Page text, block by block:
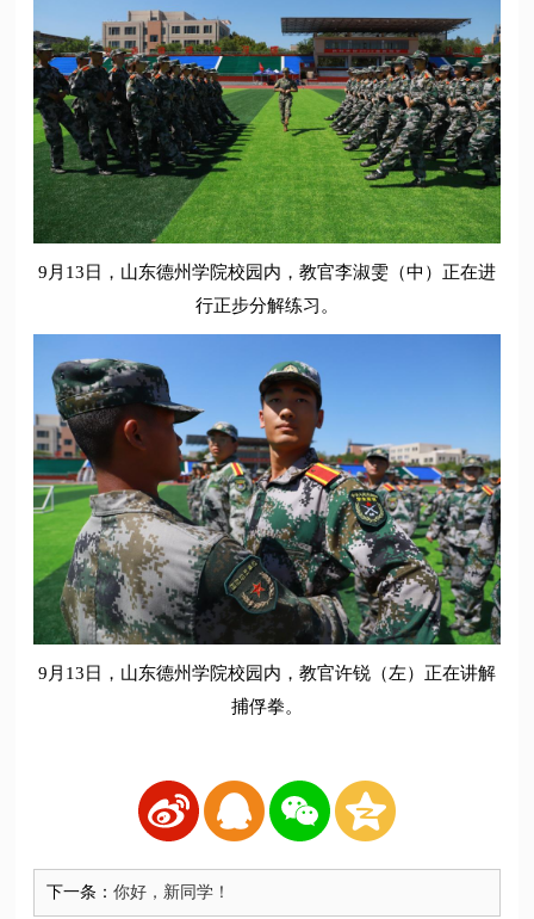
9月13日，山东德州学院校园内，教官李淑雯（中）正在进
行正步分解练习。
9月13日，山东德州学院校园内，教官许锐（左）正在讲解
捕俘拳。
下一条：你好，新同学！